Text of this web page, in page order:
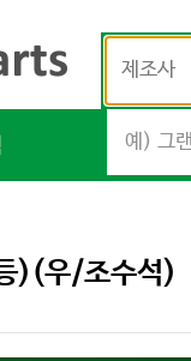
제조사
)(우/조수석)